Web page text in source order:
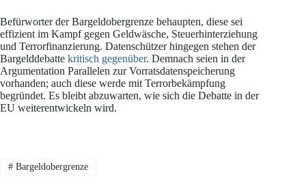
Befürworter der Bargeldobergrenze behaupten, diese sei
effizient im Kampf gegen Geldwäsche, Steuerhinterziehung
und Terrorfinanzierung. Datenschützer hingegen stehen der
Bargelddebatte kritisch gegenüber. Demnach seien in der
Argumentation Parallelen zur Vorratsdatenspeicherung
vorhanden; auch diese werde mit Terrorbekämpfung
begründet. Es bleibt abzuwarten, wie sich die Debatte in der
EU weiterentwickeln wird.
#Bargeldobergrenze